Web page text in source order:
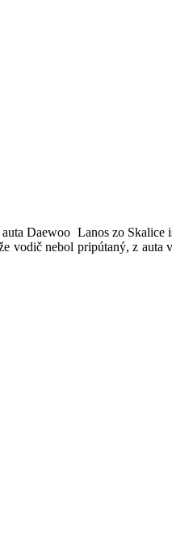
Daewoo Lanos zo Skalice
vodič nebol pripútaný, z